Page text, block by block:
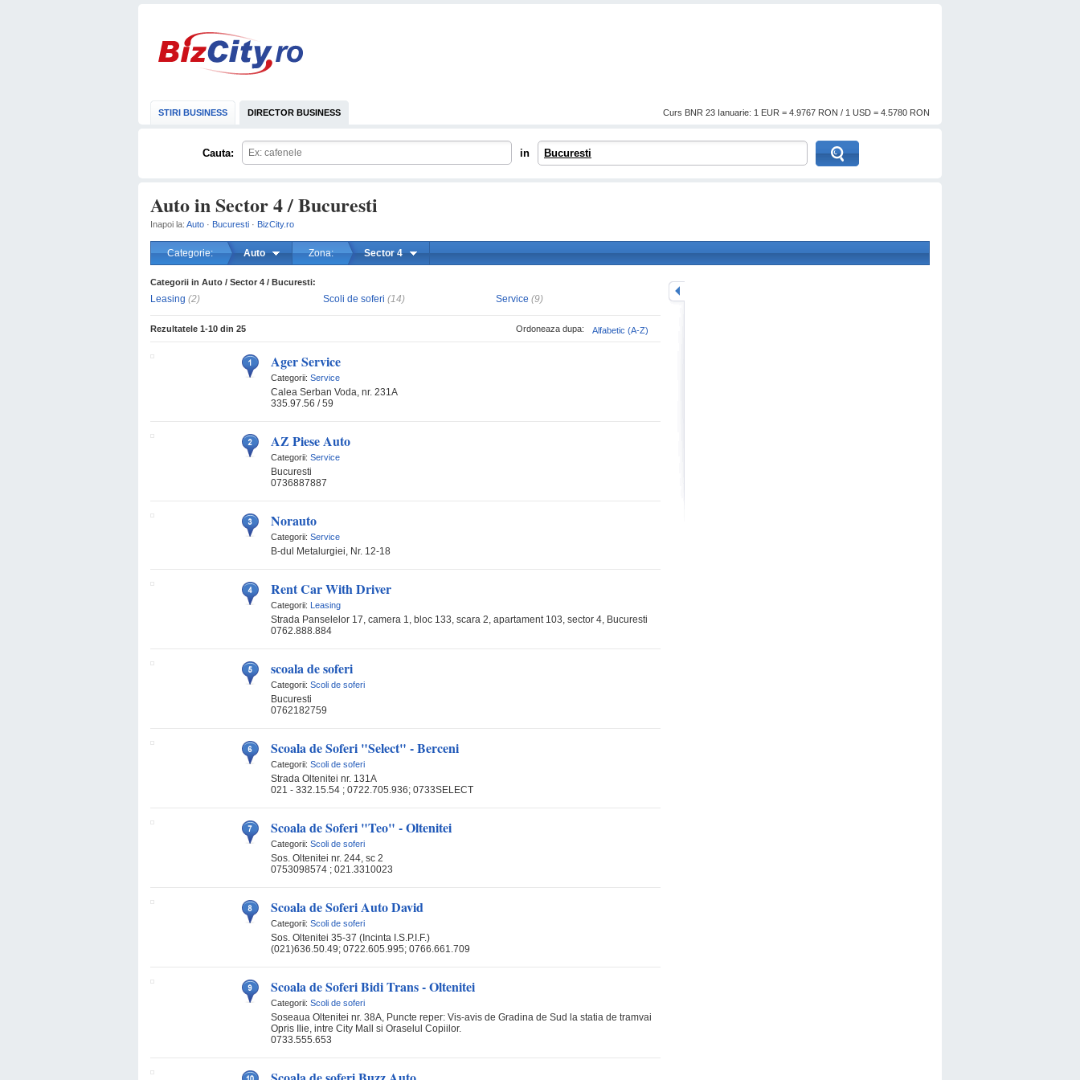
STIRI BUSINESS DIRECTOR BUSINESS Curs BNR 23 Ianuarie: 1 EUR = 4.9767 RON / 1 USD = 4.5780 RON
Cauta: in Bucuresti
Auto in Sector 4 / Bucuresti
Inapoi la: Auto · Bucuresti · BizCity.ro
Categorie: Auto Zona: Sector 4
Categorii in Auto / Sector 4 / Bucuresti:
Leasing (2) Scoli de soferi (14) Service (9)
Alfabetic (A-Z)
Ordoneaza dupa:
Rezultatele 1-10 din 25
Ager Service
Categorii: Service
Calea Serban Voda, nr. 231A
335.97.56 / 59
AZ Piese Auto
Categorii: Service
Bucuresti
0736887887
Norauto
Categorii: Service
B-dul Metalurgiei, Nr. 12-18
Rent Car With Driver
Categorii: Leasing
Strada Panselelor 17, camera 1, bloc 133, scara 2, apartament 103, sector 4, Bucuresti
0762.888.884
scoala de soferi
Categorii: Scoli de soferi
Bucuresti
0762182759
Scoala de Soferi "Select" - Berceni
Categorii: Scoli de soferi
Strada Oltenitei nr. 131A
021 - 332.15.54 ; 0722.705.936; 0733SELECT
Scoala de Soferi "Teo" - Oltenitei
Categorii: Scoli de soferi
Sos. Oltenitei nr. 244, sc 2
0753098574 ; 021.3310023
Scoala de Soferi Auto David
Categorii: Scoli de soferi
Sos. Oltenitei 35-37 (Incinta I.S.P.I.F.)
(021)636.50.49; 0722.605.995; 0766.661.709
Scoala de Soferi Bidi Trans - Oltenitei
Categorii: Scoli de soferi
Soseaua Oltenitei nr. 38A, Puncte reper: Vis-avis de Gradina de Sud la statia de tramvai
Opris Ilie, intre City Mall si Oraselul Copiilor.
0733.555.653